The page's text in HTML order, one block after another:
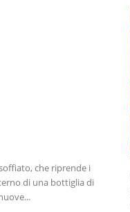
che riprende i
di una bottiglia di